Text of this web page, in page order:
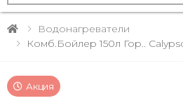
Водонагреватели
Комб.бойлер 150л Гор..
Акция